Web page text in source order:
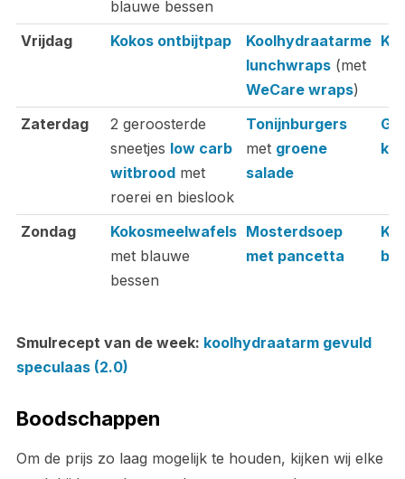
blauwe bessen
Vrijdag
Kokos ontbijtpap
Koolhydraatarme
lunchwraps(met
WeCare wraps)
Zaterdag
2 geroosterde
sneetjes low carb
witbroodmet
roerei en bieslook
Tonijnburgers
met groene
salade
Zondag
Kokosmeelwafels
met blauwe
bessen
Mosterdsoep
met pancetta
Smulrecept van de week: koolhydraatarm gevuld
speculaas (2.0)
Boodschappen
Om de prijs zo laag mogelijk te houden, kijken wij elke